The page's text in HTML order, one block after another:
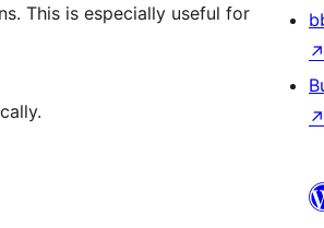
This is especially useful for
↗
↗